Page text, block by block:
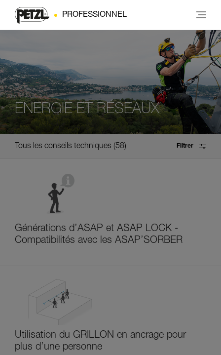
PROFESSIONNEL
ENERGIE ET RÉSEAUX
Tous les conseils techniques 58 Filtrer
Générations d’ASAP et ASAP LOCK -
Compatibilités avec les ASAP’SORBER
Utilisation du GRILLON en ancrage pour
plus d’une personne